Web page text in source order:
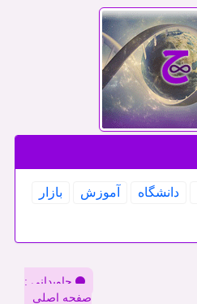
دانشگاه آموزش
بازار
جاویدانی :
صفحه اصلی